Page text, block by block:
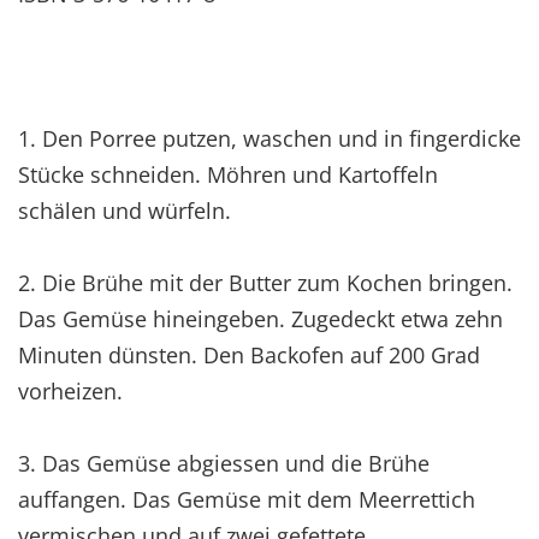
1. Den Porree putzen, waschen und in fingerdicke
Stücke schneiden. Möhren und Kartoffeln
schälen und würfeln.
2. Die Brühe mit der Butter zum Kochen bringen.
Das Gemüse hineingeben. Zugedeckt etwa zehn
Minuten dünsten. Den Backofen auf 200 Grad
vorheizen.
3. Das Gemüse abgiessen und die Brühe
auffangen. Das Gemüse mit dem Meerrettich